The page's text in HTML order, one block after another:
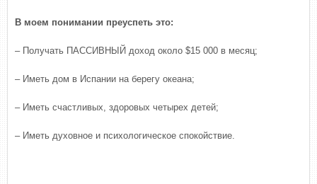
В моем понимании преуспеть это:
– Получать ПАССИВНЫЙ доход около $15 000 в месяц;
– Иметь дом в Испании на берегу океана;
– Иметь счастливых, здоровых четырех детей;
– Иметь духовное и психологическое спокойствие.